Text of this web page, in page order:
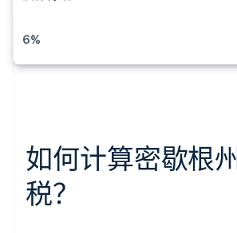
6%
如何计算密歇根
税？